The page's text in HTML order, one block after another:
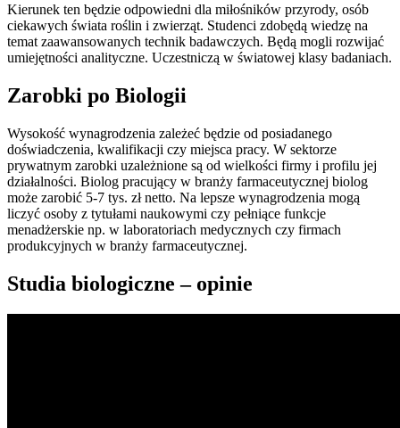
Kierunek ten będzie odpowiedni dla miłośników przyrody, osób
ciekawych świata roślin i zwierząt. Studenci zdobędą wiedzę na
temat zaawansowanych technik badawczych. Będą mogli rozwijać
umiejętności analityczne. Uczestniczą w światowej klasy badaniach.
Zarobki po Biologii
Wysokość wynagrodzenia zależeć będzie od posiadanego
doświadczenia, kwalifikacji czy miejsca pracy. W sektorze
prywatnym zarobki uzależnione są od wielkości firmy i profilu jej
działalności. Biolog pracujący w branży farmaceutycznej biolog
może zarobić 5-7 tys. zł netto. Na lepsze wynagrodzenia mogą
liczyć osoby z tytułami naukowymi czy pełniące funkcje
menadżerskie np. w laboratoriach medycznych czy firmach
produkcyjnych w branży farmaceutycznej.
Studia biologiczne – opinie